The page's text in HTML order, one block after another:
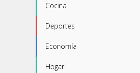
Cocina
Deportes
Economía
Hogar